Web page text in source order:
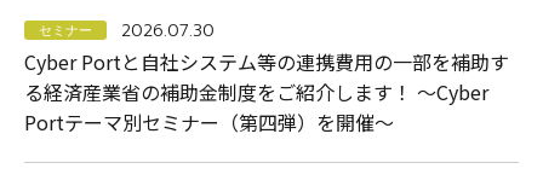
セミナー 2026.07.30
Cyber Portと自社システム等の連携費用の一部を補助す
る経済産業省の補助金制度をご紹介します！ ～Cyber
Portテーマ別セミナー（第四弾）を開催～